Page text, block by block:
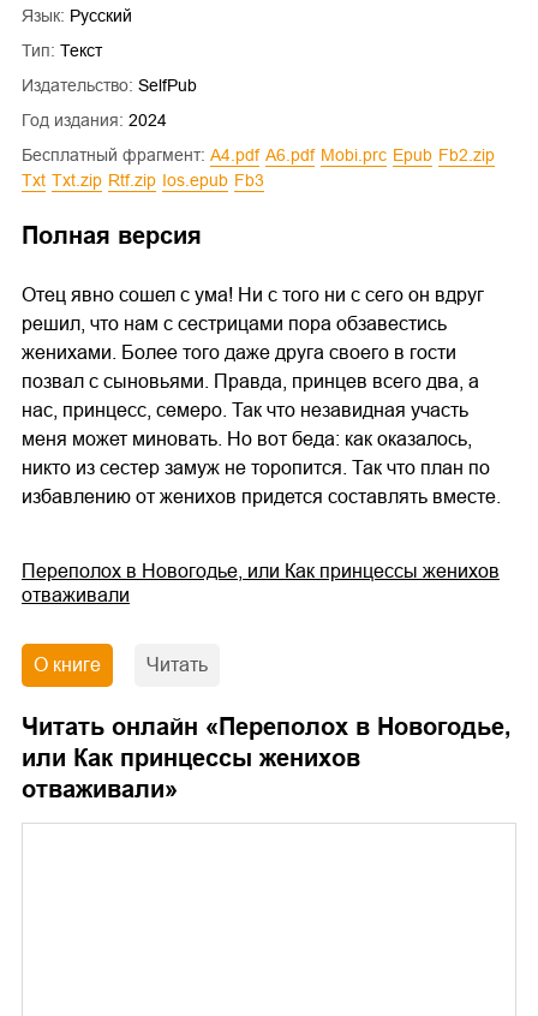
Язык: Русский
Тип: Текст
Издательство: SelfPub
Год издания: 2024
Бесплатный фрагмент:
a4.pdf a6.pdf mobi.prc epub
fb2.zip
txt
txt.zip rtf.zip ios.epub fb3
Полная версия
Отец явно сошел с ума! Ни с того ни с сего он вдруг
решил, что нам с сестрицами пора обзавестись
женихами. Более того даже друга своего в гости
позвал с сыновьями. Правда, принцев всего два, а
нас, принцесс, семеро. Так что незавидная участь
меня может миновать. Но вот беда: как оказалось,
никто из сестер замуж не торопится. Так что план по
избавлению от женихов придется составлять вместе.
Переполох в Новогодье, или Как принцессы женихов
отваживали
О книге Читать
Читать онлайн « Переполох в Новогодье,
или Как принцессы женихов
отваживали»